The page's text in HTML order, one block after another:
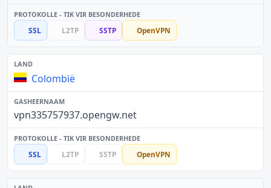
SSL L2TP SSTP OpenVPN
Colombië
vpn335757937.opengw.net
SSL L2TP SSTP OpenVPN